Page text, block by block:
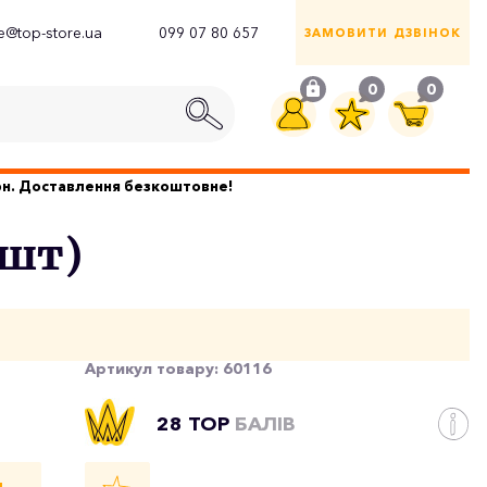
store.ua 099 07 80 657 ЗАМОВИТИ ДЗВІНОК
0 0
Доставлення безкоштовне!
Артикул товару: 60116
28 TOP БАЛІВ